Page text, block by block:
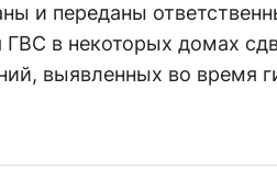
и переданы
ГВС в некоторых домах
выявленных во время